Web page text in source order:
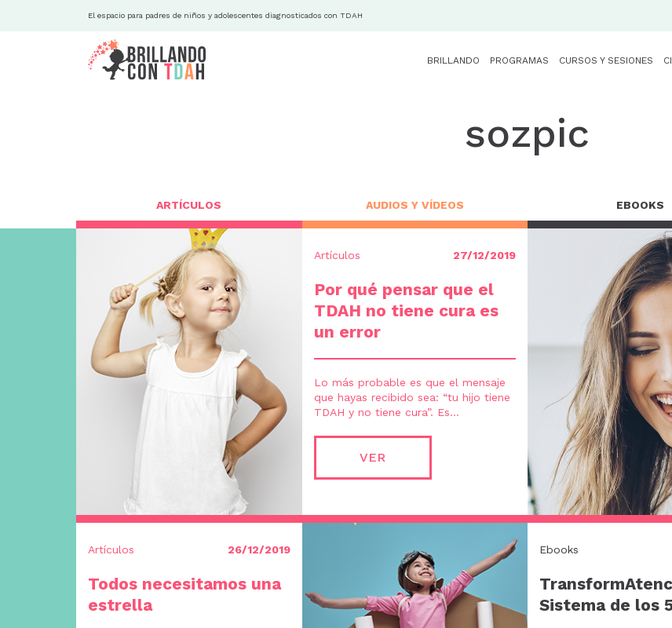
El espacio para padres de niños y adolescentes diagnosticados con TDAH
BRILLANDO PROGRAMAS CURSOS Y SESIONES
sozpic
ARTÍCULOS AUDIOS Y VÍDEOS EBOOKS
Artículos 27/12/2019
Por qué pensar que el
TDAH no tiene cura es
un error
Lo más probable es que el mensaje
que hayas recibido sea: “tu hijo tiene
TDAH y no tiene cura”. Es...
VER
Artículos 26/12/2019
Todos necesitamos una
estrella
Ebooks
Sistema de los